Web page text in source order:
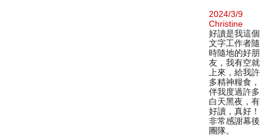
2024/3/9
Christine
好讀是我這個
文字工作者隨
時隨地的好朋
友，我有空就
上來，給我許
多精神糧食，
伴我度過許多
白天黑夜，有
好讀，真好！
非常感謝幕後
團隊。